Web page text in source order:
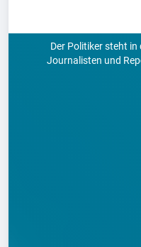
Der Politiker steht
Journalisten und